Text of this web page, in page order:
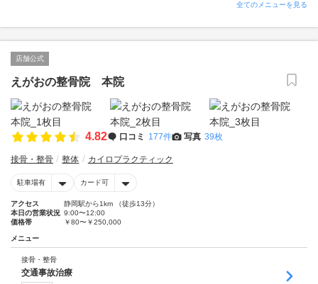
全てのメニューを見る
店舗公式
えがおの整骨院 本院
4.82 口コミ 177件 写真 39枚
接骨・整骨 整体 カイロプラクティック
駐車場有 カード可
アクセス
静岡駅から1km （徒歩13分）
本日の営業状況 9:00〜12:00
価格帯
￥80〜￥250,000
メニュー
接骨・整骨
交通事故治療